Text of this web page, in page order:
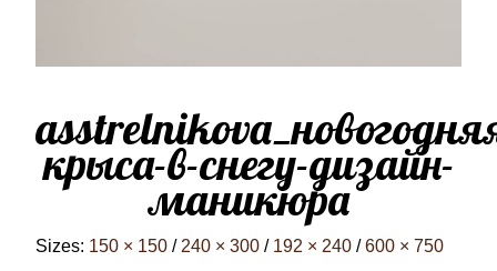
крыса-в-снегу-дизайн-
маникюра
Sizes: 150 × 150 / 240 × 300 / 192 × 240 / 600 × 750